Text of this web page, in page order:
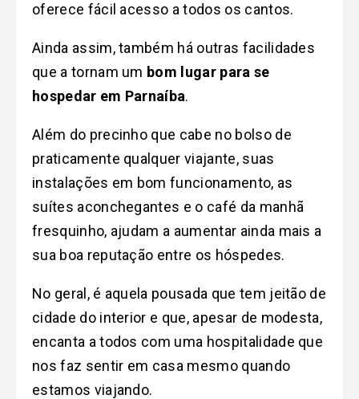
oferece fácil acesso a todos os cantos.
Ainda assim, também há outras facilidades
que a tornam um bom lugar para se
hospedar em Parnaíba.
Além do precinho que cabe no bolso de
praticamente qualquer viajante, suas
instalações em bom funcionamento, as
suítes aconchegantes e o café da manhã
fresquinho, ajudam a aumentar ainda mais a
sua boa reputação entre os hóspedes.
No geral, é aquela pousada que tem jeitão de
cidade do interior e que, apesar de modesta,
encanta a todos com uma hospitalidade que
nos faz sentir em casa mesmo quando
estamos viajando.